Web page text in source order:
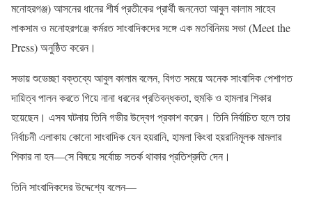
মনোহরগঞ্জ) আসনের ধানের শীর্ষ প্রতীকের প্রার্থী জননেতা আবুল কালাম সাহেব
লাকসাম ও মনোহরগঞ্জে কর্মরত সাংবাদিকদের সঙ্গে এক মতবিনিময় সভা (Meet the
Press) অনুষ্ঠিত করেন।
সভায় শুভেচ্ছা বক্তব্যে আবুল কালাম বলেন, বিগত সময়ে অনেক সাংবাদিক পেশাগত
দায়িত্ব পালন করতে গিয়ে নানা ধরনের প্রতিবন্ধকতা, হুমকি ও হামলার শিকার
হয়েছেন। এসব ঘটনায় তিনি গভীর উদ্বেগ প্রকাশ করেন। তিনি নির্বাচিত হলে তার
নির্বাচনী এলাকায় কোনো সাংবাদিক যেন হয়রানি, হামলা কিংবা হয়রানিমূলক মামলার
শিকার না হন—সে বিষয়ে সর্বোচ্চ সতর্ক থাকার প্রতিশ্রুতি দেন।
তিনি সাংবাদিকদের উদ্দেশ্যে বলেন—